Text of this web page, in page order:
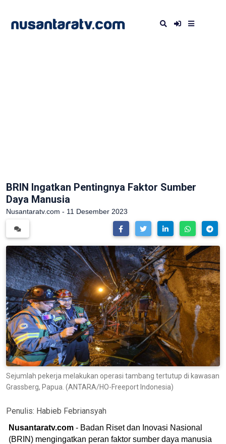
BRIN Ingatkan Pentingnya Faktor Sumber
Daya Manusia
Nusantaratv.com - 11 Desember 2023
Sejumlah pekerja melakukan operasi tambang tertutup di kawasan
Grassberg, Papua. (ANTARA/HO-Freeport Indonesia)
Penulis: Habieb Febriansyah
Nusantaratv.com - Badan Riset dan Inovasi Nasional
(BRIN) mengingatkan peran faktor sumber daya manusia